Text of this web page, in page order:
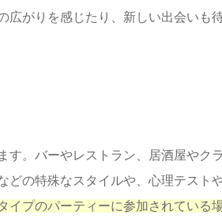
広がりを感じたり、新しい出会いも
。バーやレストラン、居酒屋やク
どの特殊なスタイルや、心理テスト
イプのパーティーに参加されている